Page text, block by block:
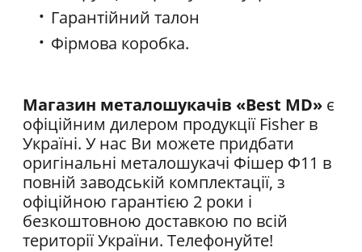
Гарантійний талон
Фірмова коробка.
Магазин металошукачів «Best MD» є
офіційним дилером продукції Fisher в
Україні. У нас Ви можете придбати
оригінальні металошукачі Фiшер Ф11 в
повній заводській комплектації, з
офіційною гарантією 2 роки і
безкоштовною доставкою по всій
території України. Телефонуйте!